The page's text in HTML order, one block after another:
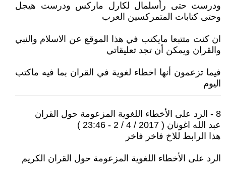
ودرست حتى رأسلمال لكارل ماركس ودرست هيجل
وحتى كتابات المتمركسين العرب
ان كنت متتبعا مايكتب في هذا الموقع عن الاسلام والنبي
والقران ويمكن أن تجد تعليقاتي
فيما تزعمون أنها اخطاء لغوية في القران بما فيه ماكتب
اليوم
8 - الرد على الأخطاء اللغوية المزعومة حول القران
عبد الله اغونان ( 2017 / 4 / 2 - 23:46 )
هذا الرابط للاخ فاخر فاخر
الرد على الأخطاء اللغوية المزعومة حول القران الكريم